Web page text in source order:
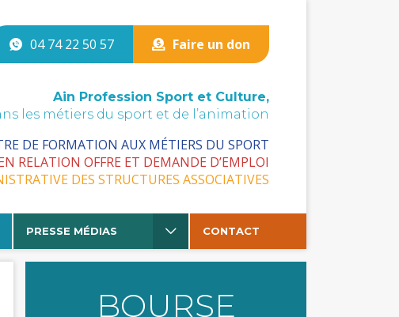
04 74 22 50 57 Faire un don
Ain Profession Sport et Culture,
les métiers du sport et de l’animation
DE FORMATION AUX MÉTIERS DU SPORT
RELATION OFFRE ET DEMANDE D’EMPLOI
DES STRUCTURES ASSOCIATIVES
PRESSE MÉDIAS CONTACT
BOURSE